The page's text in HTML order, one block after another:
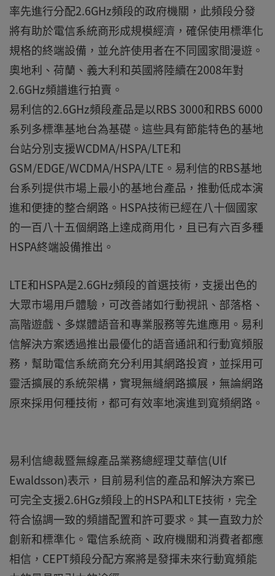
率先進行分配2.6GHz頻段的政府機關，此頻段分發
將有助於電信系統商形成規模經濟，確保使用標準化
規格的終端設備，並允許使用者在不同國家間漫遊。
奧地利、荷蘭、義大利和英國將陸續在2008年對
2.6GHz頻譜進行拍賣。
易利信的2.6GHz頻段產品是以RBS 3000和RBS 6000
系列多標準基地台為基礎。這些具有節能特色的基地
台站分別支援WCDMA/HSPA/LTE和
GSM/EDGE/WCDMA/HSPA/LTE。易利信的RBS基地
台系列提供市場上最小的基地台產品，推動低成本演
進和便捷的整合網路。HSPA技術已經在八十個國家
的一百八十五個網路上達成商用化，且已有六百多種
HSPA終端設備推出。
LTE和HSPA是2.6GHz頻段的首選技術，支援出色的
大眾市場用戶體驗，可改善諸如行動視訊、部落格、
高階遊戲、多媒體語音和專業服務等先進應用。易利
信解決方案透過推出最優化的語音通訊和行動寬頻服
務，幫助電信系統商充分利用其網路投資，並採用可
靈活擴展的系統架構，實現無縫網路擴展，無論網路
原來採用何種技術，都可有效率地演進到寬頻網路。
易利信總裁暨無線產品業務總經理艾華信(Ulf
Ewaldsson)表示，目前易利信的產品和解決方案已
可完全支援2.6HGz頻段上的HSPA和LTE技術，完全
符合協調一致的頻譜配置和許可要求。其一直致力於
創新和標準化。電信系統商、政府機關和消費者都應
相信，CEPT頻段分配方案將是發揮未來行動寬頻能